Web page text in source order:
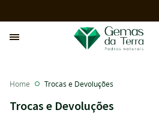
Trocas e Devoluções
Home Trocas e Devoluções